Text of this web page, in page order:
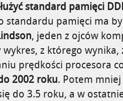
standard pamięci
standardu pamięci ma
, jeden z ojców
wykres, z którego
prędkości procesora
2002 roku. Potem
do 3.5 roku, a w